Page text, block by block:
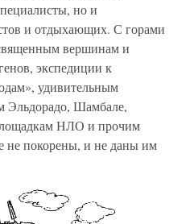
но и
и отдыхающих. С горами
вершинам и
экспедиции к
удивительным
Эльдорадо, Шамбале,
НЛО и прочим
не покорены, и не даны им